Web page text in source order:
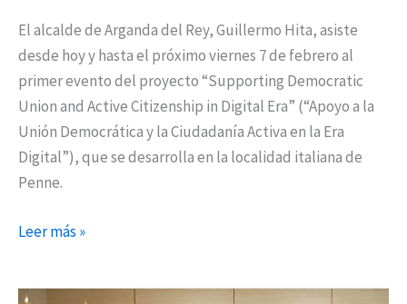
El alcalde de Arganda del Rey, Guillermo Hita, asiste
desde hoy y hasta el próximo viernes 7 de febrero al
primer evento del proyecto “Supporting Democratic
Union and Active Citizenship in Digital Era” (“Apoyo a la
Unión Democrática y la Ciudadanía Activa en la Era
Digital”), que se desarrolla en la localidad italiana de
Penne.
Leer más »
Damián